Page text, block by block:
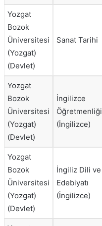
Yozgat
Bozok
Üniversitesi
(Yozgat)
(Devlet)
Sanat Tarihi
Yozgat
Bozok
Üniversitesi
(Yozgat)
(Devlet)
İngilizce
Öğretmenliği
(İngilizce)
Yozgat
Bozok
Üniversitesi
(Yozgat)
(Devlet)
İngiliz Dili ve
Edebiyatı
(İngilizce)